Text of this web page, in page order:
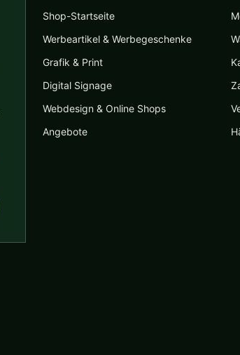
Shop-Startseite
Werbeartikel & Werbegeschenke
Grafik & Print
Digital Signage
Webdesign & Online Shops
Angebote